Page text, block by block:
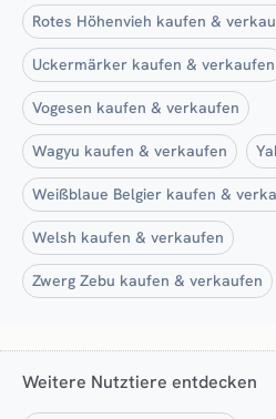
Rotes Höhenvieh kaufen &
Uckermärker kaufen & verkaufen
Vogesen kaufen & verkaufen
Wagyu kaufen & verkaufen
Weißblaue Belgier kaufen &
Welsh kaufen & verkaufen
Zwerg Zebu kaufen & verkaufen
Weitere Nutztiere entdecken